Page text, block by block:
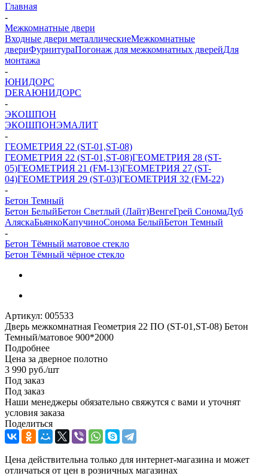
Главная
-
Межкомнатные двери
Входные двери металлическиеМежкомнатные
двериФурнитураПогонаж для межкомнатных дверейДля
монтажа
-
ЮНИДОРС
DERAЮНИДОРС
-
ЭКОШПОН
ЭКОШПОНЭМАЛИТ
-
ГЕОМЕТРИЯ 22 (ST-01,ST-08)
ГЕОМЕТРИЯ 22 (ST-01,ST-08)ГЕОМЕТРИЯ 28 (ST-
05)ГЕОМЕТРИЯ 21 (FM-13)ГЕОМЕТРИЯ 27 (ST-
04)ГЕОМЕТРИЯ 29 (ST-03)ГЕОМЕТРИЯ 32 (FM-22)
-
Бетон Темный
Бетон БелыйБетон Светлый (Лайт)ВенгеГрей СономаДуб
АляскаБьянкоКапучиноСонома БелыйБетон Темный
-
Бетон Тёмный матовое стекло
Бетон Тёмный чёрное стекло
Артикул: 005533
Дверь межкомнатная Геометрия 22 ПО (ST-01,ST-08) Бетон
Темный/матовое 900*2000
Подробнее
Цена за дверное полотно
3 990 руб./шт
Под заказ
Под заказ
Наши менеджеры обязательно свяжутся с вами и уточнят
условия заказа
Поделиться
Цена действительна только для интернет-магазина и может
отличаться от цен в розничных магазинах